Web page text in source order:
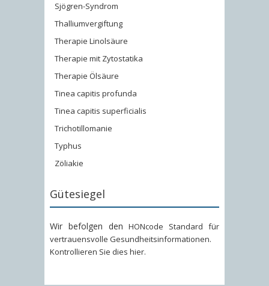
Sjögren-Syndrom
Thalliumvergiftung
Therapie Linolsäure
Therapie mit Zytostatika
Therapie Ölsäure
Tinea capitis profunda
Tinea capitis superficialis
Trichotillomanie
Typhus
Zöliakie
Gütesiegel
Wir befolgen denHONcode Standard für
vertrauensvolle Gesundheitsinformationen.
Kontrollieren Sie dies hier.